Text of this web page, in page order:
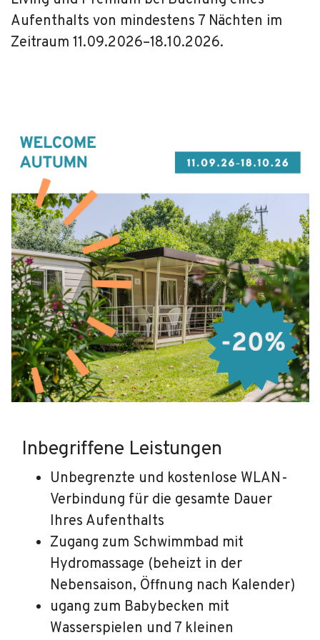
Aufenthalts von mindestens 7 Nächten im
Zeitraum 11.09.2026–18.10.2026.
Inbegriffene Leistungen
Unbegrenzte und kostenlose WLAN-
Verbindung für die gesamte Dauer
Ihres Aufenthalts
Zugang zum Schwimmbad mit
Hydromassage (beheizt in der
Nebensaison, Öffnung nach Kalender)
ugang zum Babybecken mit
Wasserspielen und 7 kleinen